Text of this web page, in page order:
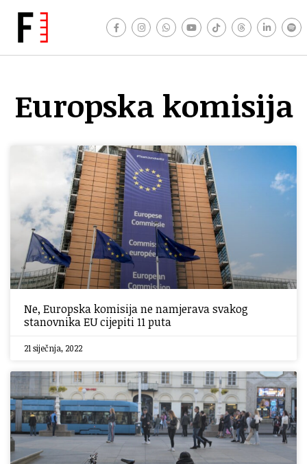
Europska komisija
Ne, Europska komisija ne namjerava svakog
stanovnika EU cijepiti 11 puta
21 siječnja, 2022